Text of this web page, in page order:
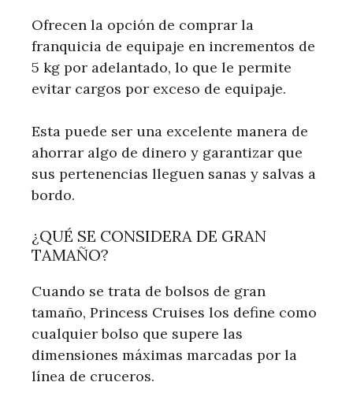
Ofrecen la opción de comprar la
franquicia de equipaje en incrementos de
5 kg por adelantado, lo que le permite
evitar cargos por exceso de equipaje.
Esta puede ser una excelente manera de
ahorrar algo de dinero y garantizar que
sus pertenencias lleguen sanas y salvas a
bordo.
¿QUÉ SE CONSIDERA DE GRAN
TAMAÑO?
Cuando se trata de bolsos de gran
tamaño, Princess Cruises los define como
cualquier bolso que supere las
dimensiones máximas marcadas por la
línea de cruceros.